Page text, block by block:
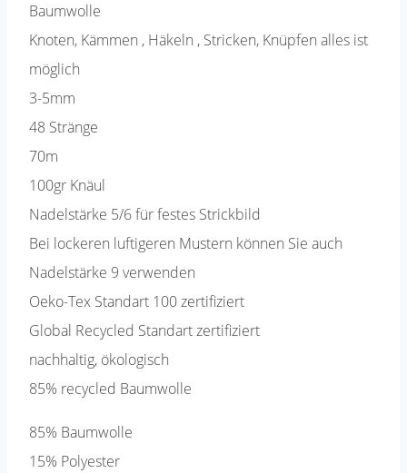
Baumwolle
Knoten, Kämmen , Häkeln , Stricken, Knüpfen alles ist
möglich
3-5mm
48 Stränge
70m
100gr Knäul
Nadelstärke 5/6 für festes Strickbild
Bei lockeren luftigeren Mustern können Sie auch
Nadelstärke 9 verwenden
Oeko-Tex Standart 100 zertifiziert
Global Recycled Standart zertifiziert
nachhaltig, ökologisch
85% recycled Baumwolle
85% Baumwolle
15% Polyester